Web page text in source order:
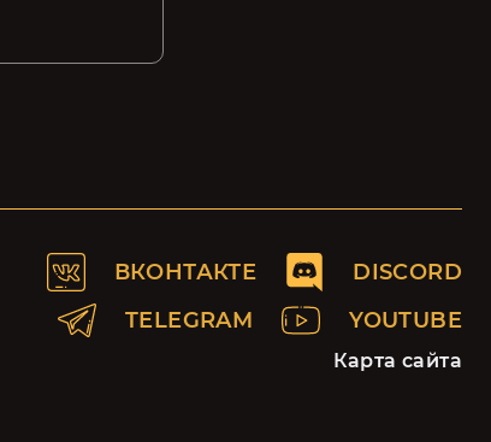
ВКОНТАКТЕ
DISCORD
TELEGRAM
YOUTUBE
Карта сайта